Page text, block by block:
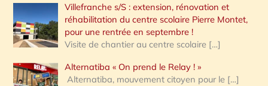
Villefranche s/S : extension, rénovation et
réhabilitation du centre scolaire Pierre Montet,
pour une rentrée en septembre !
Visite de chantier au centre scolaire […]
Alternatiba « On prend le Relay ! »
Alternatiba, mouvement citoyen pour le […]